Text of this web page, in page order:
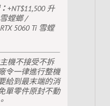
+NT$11,500 升
螳螂 /
5060 Ti 雪螳
機不接受不拆
令一律進行整機
給到最末端的消
單零件原封不動